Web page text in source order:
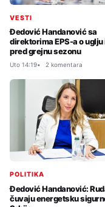
VESTI
Đedović Handanović sa
direktorima EPS-a o
pred grejnu sezonu
Uto 14:19 2 komentara
POLITIKA
Đedović Handanović:
čuvaju energetsku